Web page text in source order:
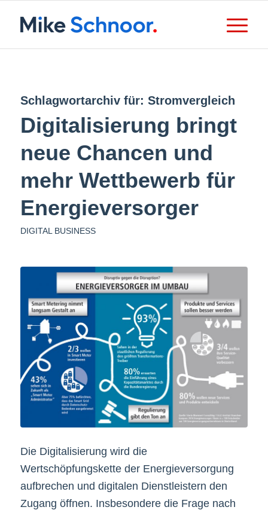
Schlagwortarchiv für: Stromvergleich
Digitalisierung bringt
neue Chancen und
mehr Wettbewerb für
Energieversorger
DIGITAL BUSINESS
Die Digitalisierung wird die
Wertschöpfungskette der Energieversorgung
aufbrechen und digitalen Dienstleistern den
Zugang öffnen. Insbesondere die Frage nach